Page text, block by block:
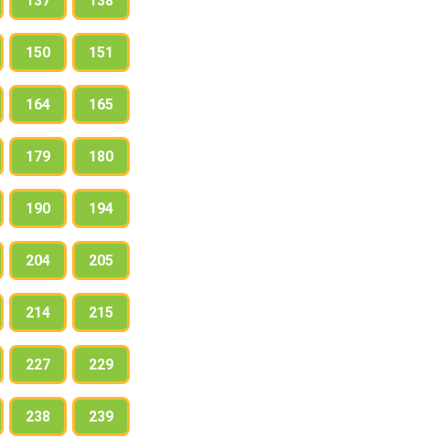
150 151
164 165
179 180
190 194
204 205
214 215
227 229
238 239